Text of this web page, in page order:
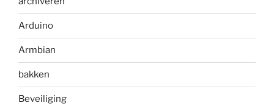
Arduino
Armbian
bakken
Beveiliging